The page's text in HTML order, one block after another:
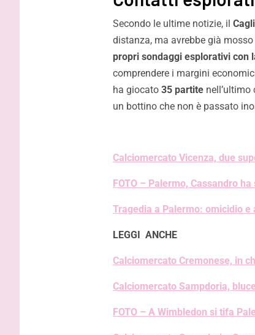
Secondo le ultime notizie, il
distanza, ma avrebbe già
propri sondaggi esplorativi con
comprendere i margini
ha giocato 35 partitenell’ultimo
un bottino che non è passato
Calciomercato Vicenza, due
FOTO – Palermo, Cassandro
Tragedia a Palermo: omicidio
LEGGI ANCHE
Calciomercato Cremonese, in
Calciomercato Sampdoria,
FOTO – A Wimbledon si tifa